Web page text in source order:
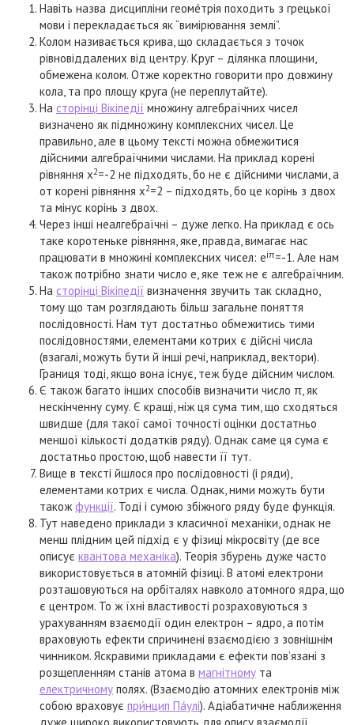
Навіть назва дисципліни геоме́трія походить з грецької
мови і перекладається як “вимірювання землі”.
Колом називається крива, що складається з точок
рівновіддалених від центру. Круг – ділянка площини,
обмежена колом. Отже коректно говорити про довжину
кола, та про площу круга (не переплутайте).
На сторінці Вікіпедії множину алгебраїчних чисел
визначено як підмножину комплексних чисел. Це
правильно, але в цьому тексті можна обмежитися
дійсними алгебраїчними числами. На приклад корені
рівняння x2=-2 не підходять, бо не є дійсними числами, а
от корені рівняння x2=2 – підходять, бо це корінь з двох
та мінус корінь з двох.
Через інші неалгебраїчні – дуже легко. На приклад є ось
таке коротеньке рівняння, яке, правда, вимагає нас
працювати в множині комплексних чисел: eiπ=-1. Але нам
також потрібно знати число e, яке теж не є алгебраїчним.
На сторінці Вікіпедії визначення звучить так складно,
тому що там розглядають більш загальне поняття
послідовності. Нам тут достатньо обмежитись тими
послідовностями, елементами котрих є дійсні числа
(взагалі, можуть бути й інші речі, наприклад, вектори).
Границя тоді, якщо вона існує, теж буде дійсним числом.
Є також багато інших способів визначити число π, як
нескінченну суму. Є кращі, ніж ця сума тим, що сходяться
швидше (для такої самої точності оцінки достатньо
меншої кількості додатків ряду). Однак саме ця сума є
достатньо простою, щоб навести її тут.
Вище в тексті йшлося про послідовності (і ряди),
елементами котрих є числа. Однак, ними можуть бути
такожфункції. Тоді і сумою збіжного ряду буде функція.
Тут наведено приклади з класичної механіки, однак не
менш плідним цей підхід є у фізиці мікросвіту (де все
описує квантова механіка). Теорія збурень дуже часто
використовується в атомній фізиці. В атомі електрони
розташовуються на орбіталях навколо атомного ядра, що
є центром. То ж їхні властивості розраховуються з
урахуванням взаємодії один електрон – ядро, а потім
враховують ефекти спричинені взаємодією з зовнішнім
чинником. Яскравими прикладами є ефекти пов’язані з
розщепленням станів атома в магнітному та
електричному полях. (Взаємодію атомних електронів між
собою враховує при́нцип Па́улі). Адіабатичне наближення